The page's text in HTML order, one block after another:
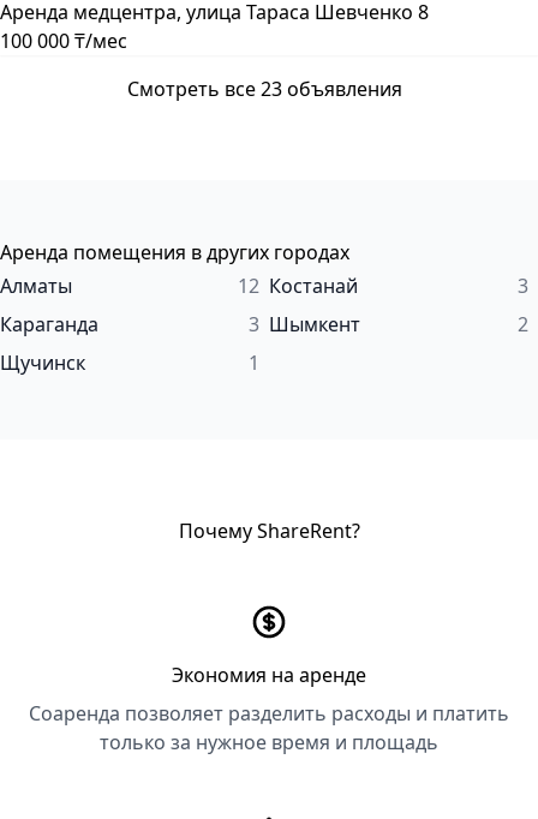
Аренда медцентра, улица Тараса Шевченко 8
100 000 ₸/мес
Смотреть все 23 объявления
Аренда помещения в других городах
Алматы
12 Костанай
3
Караганда
3 Шымкент
2
Щучинск
1
Почему ShareRent?
Экономия на аренде
Соаренда позволяет разделить расходы и платить
только за нужное время и площадь